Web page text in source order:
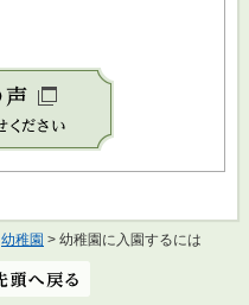
幼稚園 > 幼稚園に入園するには